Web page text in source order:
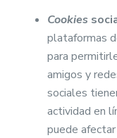
Cookies
plataformas
para
amigos y
sociales
actividad en
puede